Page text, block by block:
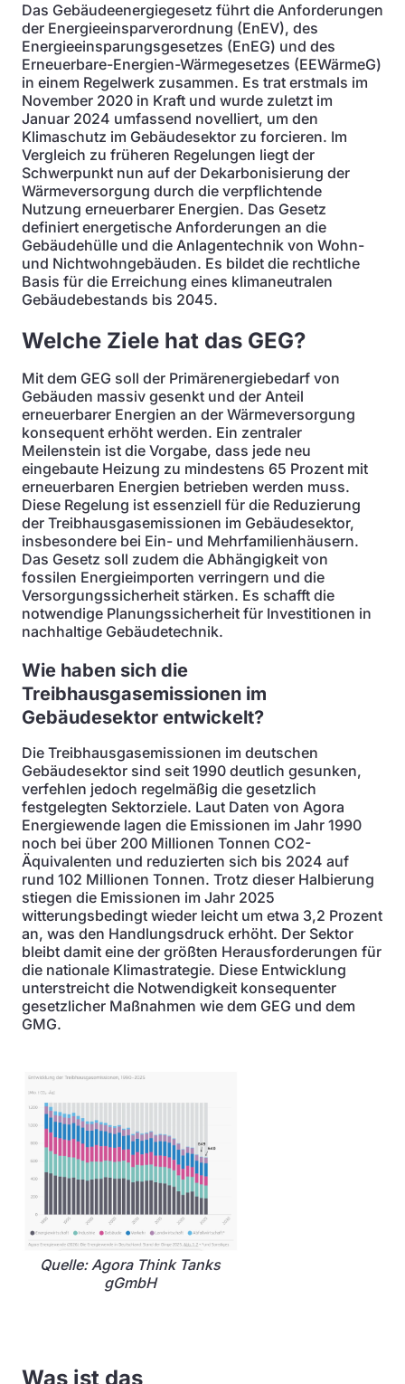
Das Gebäudeenergiegesetz führt die Anforderungen
der Energieeinsparverordnung (EnEV), des
Energieeinsparungsgesetzes (EnEG) und des
Erneuerbare-Energien-Wärmegesetzes (EEWärmeG)
in einem Regelwerk zusammen. Es trat erstmals im
November 2020 in Kraft und wurde zuletzt im
Januar 2024 umfassend novelliert, um den
Klimaschutz im Gebäudesektor zu forcieren. Im
Vergleich zu früheren Regelungen liegt der
Schwerpunkt nun auf der Dekarbonisierung der
Wärmeversorgung durch die verpflichtende
Nutzung erneuerbarer Energien. Das Gesetz
definiert energetische Anforderungen an die
Gebäudehülle und die Anlagentechnik von Wohn-
und Nichtwohngebäuden. Es bildet die rechtliche
Basis für die Erreichung eines klimaneutralen
Gebäudebestands bis 2045.
Welche Ziele hat das GEG?
Mit dem GEG soll der Primärenergiebedarf von
Gebäuden massiv gesenkt und der Anteil
erneuerbarer Energien an der Wärmeversorgung
konsequent erhöht werden. Ein zentraler
Meilenstein ist die Vorgabe, dass jede neu
eingebaute Heizung zu mindestens 65 Prozent mit
erneuerbaren Energien betrieben werden muss.
Diese Regelung ist essenziell für die Reduzierung
der Treibhausgasemissionen im Gebäudesektor,
insbesondere bei Ein- und Mehrfamilienhäusern.
Das Gesetz soll zudem die Abhängigkeit von
fossilen Energieimporten verringern und die
Versorgungssicherheit stärken. Es schafft die
notwendige Planungssicherheit für Investitionen in
nachhaltige Gebäudetechnik.
Wie haben sich die
Treibhausgasemissionen im
Gebäudesektor entwickelt?
Die Treibhausgasemissionen im deutschen
Gebäudesektor sind seit 1990 deutlich gesunken,
verfehlen jedoch regelmäßig die gesetzlich
festgelegten Sektorziele. Laut Daten von Agora
Energiewende lagen die Emissionen im Jahr 1990
noch bei über 200 Millionen Tonnen CO2-
Äquivalenten und reduzierten sich bis 2024 auf
rund 102 Millionen Tonnen. Trotz dieser Halbierung
stiegen die Emissionen im Jahr 2025
witterungsbedingt wieder leicht um etwa 3,2 Prozent
an, was den Handlungsdruck erhöht. Der Sektor
bleibt damit eine der größten Herausforderungen für
die nationale Klimastrategie. Diese Entwicklung
unterstreicht die Notwendigkeit konsequenter
gesetzlicher Maßnahmen wie dem GEG und dem
GMG.
Quelle: Agora Think Tanks
gGmbH
Was ist das